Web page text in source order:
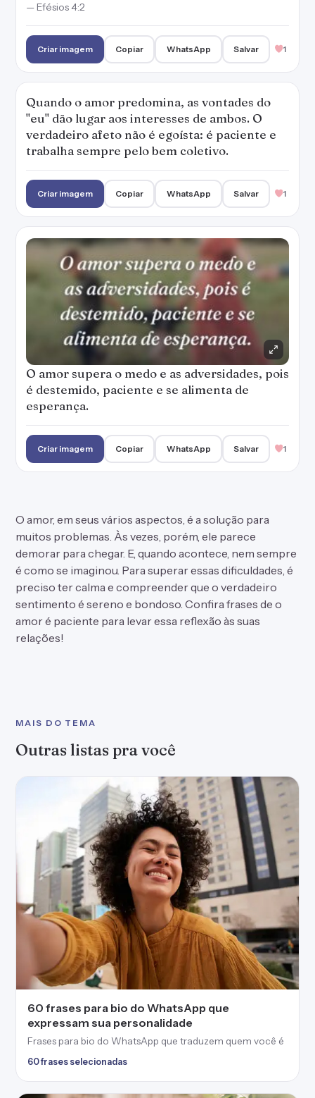
— Efésios 4:2
Criar imagem Copiar WhatsApp Salvar 1
Quando o amor predomina, as vontades do
"eu" dão lugar aos interesses de ambos. O
verdadeiro afeto não é egoísta: é paciente e
trabalha sempre pelo bem coletivo.
Criar imagem Copiar WhatsApp Salvar 1
O amor supera o medo e as adversidades, pois
é destemido, paciente e se alimenta de
esperança.
Criar imagem Copiar WhatsApp Salvar 1
O amor, em seus vários aspectos, é a solução para
muitos problemas. Às vezes, porém, ele parece
demorar para chegar. E, quando acontece, nem sempre
é como se imaginou. Para superar essas dificuldades, é
preciso ter calma e compreender que o verdadeiro
sentimento é sereno e bondoso. Confira frases de o
amor é paciente para levar essa reflexão às suas
relações!
MAIS DO TEMA
Outras listas pra você
60 frases para bio do WhatsApp que
expressam sua personalidade
Frases para bio do WhatsApp que traduzem quem você é
60 frases selecionadas